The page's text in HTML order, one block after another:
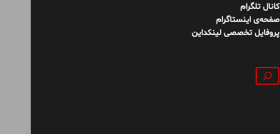
کانال تلگرام
صفحه‌ی اینستاگرام
پروفایل تخصصی لینکداین
جستجو